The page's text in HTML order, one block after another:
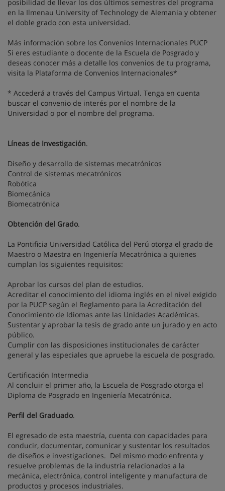
posibilidad de llevar los dos últimos semestres del programa
en la Ilmenau University of Technology de Alemania y obtener
el doble grado con esta universidad.
Más información sobre los Convenios Internacionales PUCP
Si eres estudiante o docente de la Escuela de Posgrado y
deseas conocer más a detalle los convenios de tu programa,
visita la Plataforma de Convenios Internacionales*
* Accederá a través del Campus Virtual. Tenga en cuenta
buscar el convenio de interés por el nombre de la
Universidad o por el nombre del programa.
Líneas de Investigación.
Diseño y desarrollo de sistemas mecatrónicos
Control de sistemas mecatrónicos
Robótica
Biomecánica
Biomecatrónica
Obtención del Grado.
La Pontificia Universidad Católica del Perú otorga el grado de
Maestro o Maestra en Ingeniería Mecatrónica a quienes
cumplan los siguientes requisitos:
Aprobar los cursos del plan de estudios.
Acreditar el conocimiento del idioma inglés en el nivel exigido
por la PUCP según el Reglamento para la Acreditación del
Conocimiento de Idiomas ante las Unidades Académicas.
Sustentar y aprobar la tesis de grado ante un jurado y en acto
público.
Cumplir con las disposiciones institucionales de carácter
general y las especiales que apruebe la escuela de posgrado.
Certificación Intermedia
Al concluir el primer año, la Escuela de Posgrado otorga el
Diploma de Posgrado en Ingeniería Mecatrónica.
Perfil del Graduado.
El egresado de esta maestría, cuenta con capacidades para
conducir, documentar, comunicar y sustentar los resultados
de diseños e investigaciones. Del mismo modo enfrenta y
resuelve problemas de la industria relacionados a la
mecánica, electrónica, control inteligente y manufactura de
productos y procesos industriales.